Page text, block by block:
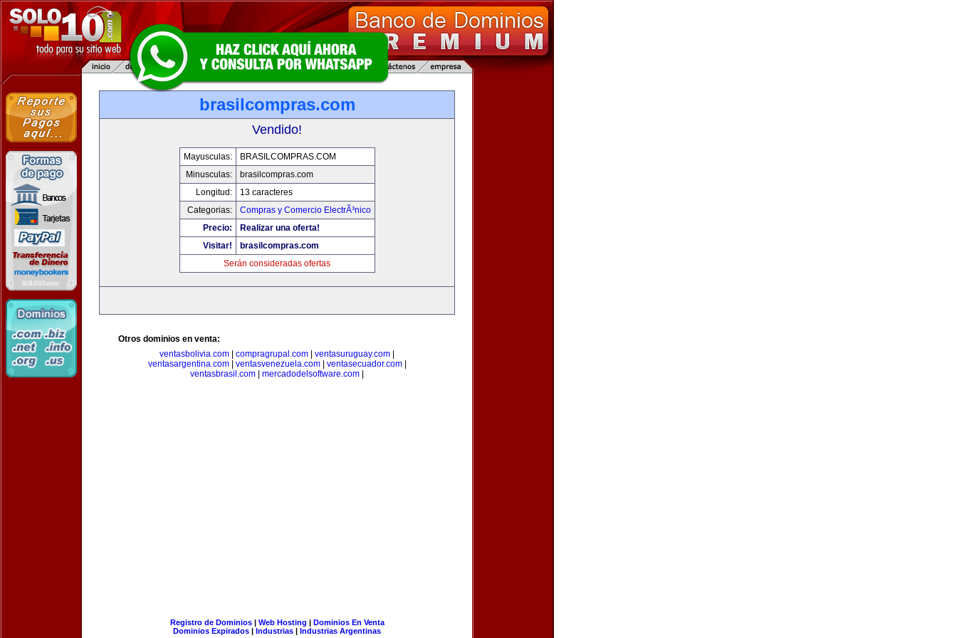
brasilcompras.com
Vendido!
Mayusculas:
BRASILCOMPRAS.COM
Minusculas:
brasilcompras.com
Longitud:
13 caracteres
Categorias:
Compras y Comercio ElectrÃ³nico
Precio:
Realizar una oferta!
Visitar!
brasilcompras.com
Serán consideradas ofertas
Otros dominios en venta:
ventasbolivia.com
compragrupal.com ventasuruguay.com
ventasargentina.com| ventasvenezuela.com| ventasecuador.com|
ventasbrasil.com
mercadodelsoftware.com
Registro de Dominios| Web Hosting | Dominios En Venta
Dominios Expirados | Industrias | Industrias Argentinas